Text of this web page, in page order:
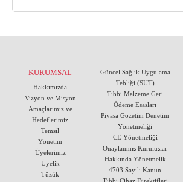
KURUMSAL
Hakkımızda
Vizyon ve Misyon
Amaçlarımız ve
Hedeflerimiz
Temsil
Yönetim
Üyelerimiz
Üyelik
Tüzük
Güncel Sağlık Uygulama
Tebliği (SUT)
Tıbbi Malzeme Geri
Ödeme Esasları
Piyasa Gözetim Denetim
Yönetmeliği
CE Yönetmeliği
Onaylanmış Kuruluşlar
Hakkında Yönetmelik
4703 Sayılı Kanun